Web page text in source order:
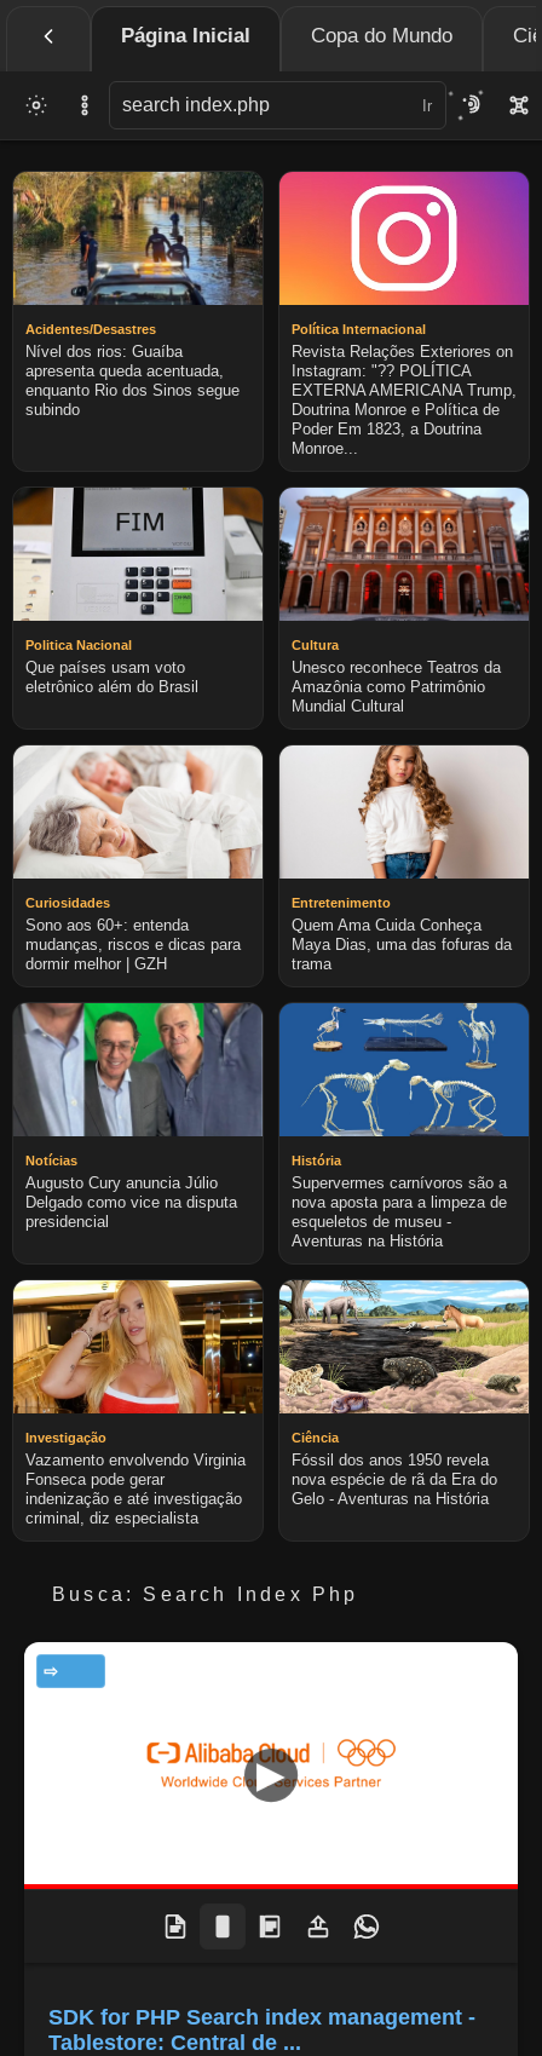
Página Inicial Copa do Mundo
Ir
Acidentes/Desastres
Nível dos rios: Guaíba
apresenta queda acentuada,
enquanto Rio dos Sinos segue
subindo
Política Internacional
Revista Relações Exteriores on
Instagram: "?? POLÍTICA
EXTERNA AMERICANA Trump,
Doutrina Monroe e Política de
Poder Em 1823, a Doutrina
Monroe...
Politica Nacional
Que países usam voto
eletrônico além do Brasil
Cultura
Unesco reconhece Teatros da
Amazônia como Patrimônio
Mundial Cultural
Curiosidades
Sono aos 60+: entenda
mudanças, riscos e dicas para
dormir melhor | GZH
Entretenimento
Quem Ama Cuida Conheça
Maya Dias, uma das fofuras da
trama
Notícias
Augusto Cury anuncia Júlio
Delgado como vice na disputa
presidencial
História
Supervermes carnívoros são a
nova aposta para a limpeza de
esqueletos de museu -
Aventuras na História
Investigação
Vazamento envolvendo Virginia
Fonseca pode gerar
indenização e até investigação
criminal, diz especialista
Ciência
Fóssil dos anos 1950 revela
nova espécie de rã da Era do
Gelo - Aventuras na História
Busca: Search Index Php
TECNOLOGIA
SDK for PHP Search index management -
Tablestore: Central de ...